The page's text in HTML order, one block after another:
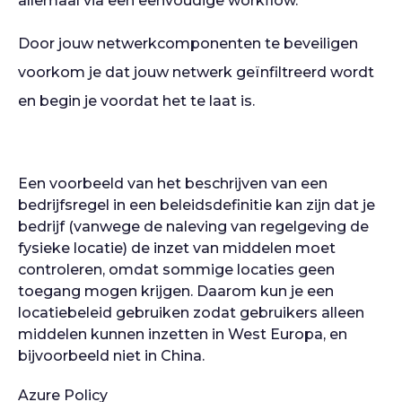
Door jouw netwerkcomponenten te beveiligen
voorkom je dat jouw netwerk geïnfiltreerd wordt
en begin je voordat het te laat is.
Een voorbeeld van het beschrijven van een
bedrijfsregel in een beleidsdefinitie kan zijn dat je
bedrijf (vanwege de naleving van regelgeving de
fysieke locatie) de inzet van middelen moet
controleren, omdat sommige locaties geen
toegang mogen krijgen. Daarom kun je een
locatiebeleid gebruiken zodat gebruikers alleen
middelen kunnen inzetten in West Europa, en
bijvoorbeeld niet in China.
Azure Policy